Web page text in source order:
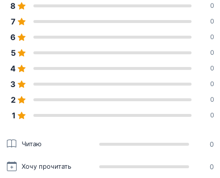
8 0
7 0
6 0
5 0
4 0
3 0
2 0
1 0
Читаю 0
Хочу прочитать 0